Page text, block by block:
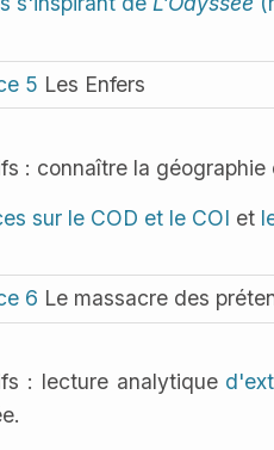
5 Les Enfers
: connaître la
sur le COD et le COI et
6 Le massacre des
: lecture analytique